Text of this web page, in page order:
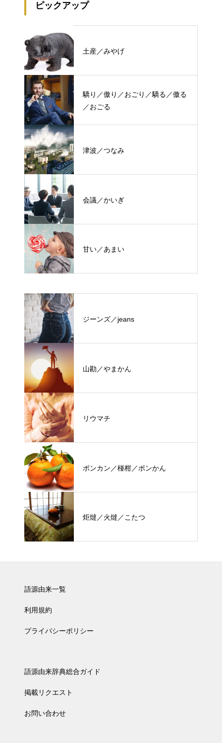
ピックアップ
土産／みやげ
驕り／傲り／おごり／驕る／傲る
／おごる
津波／つなみ
会議／かいぎ
甘い／あまい
ジーンズ／jeans
山勘／やまかん
リウマチ
ポンカン／椪柑／ポンかん
炬燵／火燵／こたつ
語源由来一覧
利用規約
プライバシーポリシー
語源由来辞典総合ガイド
掲載リクエスト
お問い合わせ